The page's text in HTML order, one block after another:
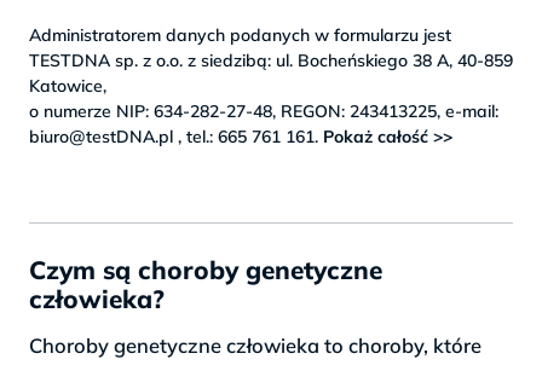
Administratorem danych podanych w formularzu jest
TESTDNA sp. z o.o. z siedzibą: ul. Bocheńskiego 38 A, 40-859
Katowice,
o numerze NIP: 634-282-27-48, REGON: 243413225, e-mail:
biuro@testDNA.pl , tel.: 665 761 161. Pokaż całość >>
Czym są choroby genetyczne
człowieka?
Choroby genetyczne człowieka to choroby, które